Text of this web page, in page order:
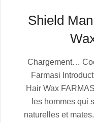
Shield
07-
06
Chargement…
Farmasi
Hair Wax
les hommes qui
naturelles et